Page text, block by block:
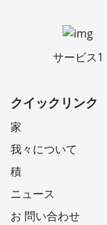
サービス1
クイックリンク
家
我々について
積
ニュース
お 問い合わせ